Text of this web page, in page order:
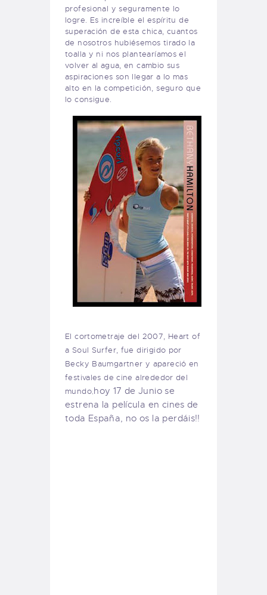
profesional y seguramente lo
logre. Es increíble el espíritu de
superación de esta chica, cuantos
de nosotros hubiésemos tirado la
toalla y ni nos plantearíamos el
volver al agua, en cambio sus
aspiraciones son llegar a lo mas
alto en la competición, seguro que
lo consigue.
El cortometraje del 2007, Heart of
a Soul Surfer, fue dirigido por
Becky Baumgartner y apareció en
festivales de cine alrededor del
mundo,hoy 17 de Junio se
estrena la película en cines de
toda España, no os la perdáis!!